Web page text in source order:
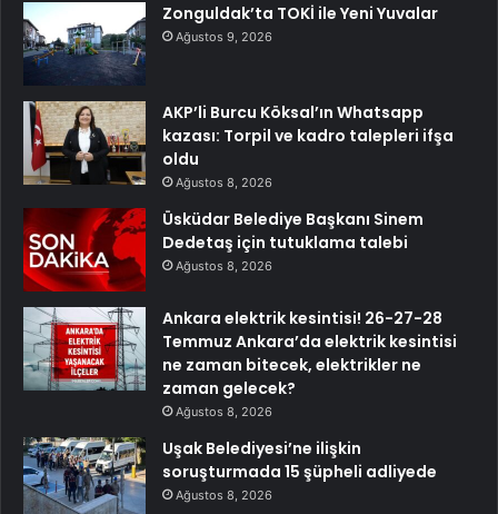
Zonguldak’ta TOKİ ile Yeni Yuvalar
Ağustos 9, 2026
AKP’li Burcu Köksal’ın Whatsapp
kazası: Torpil ve kadro talepleri ifşa
oldu
Ağustos 8, 2026
Üsküdar Belediye Başkanı Sinem
Dedetaş için tutuklama talebi
Ağustos 8, 2026
Ankara elektrik kesintisi! 26-27-28
Temmuz Ankara’da elektrik kesintisi
ne zaman bitecek, elektrikler ne
zaman gelecek?
Ağustos 8, 2026
Uşak Belediyesi’ne ilişkin
soruşturmada 15 şüpheli adliyede
Ağustos 8, 2026